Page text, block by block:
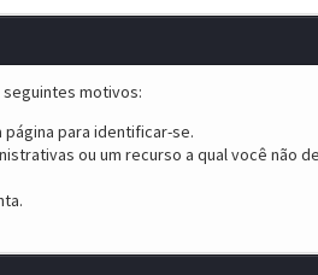
motivos:
para identificar-se.
ou um recurso a qual você não